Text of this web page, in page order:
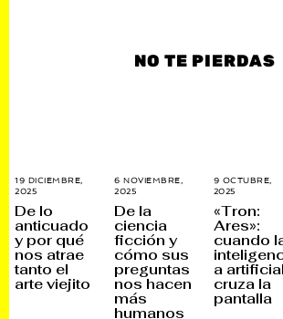
NO TE PIERDAS
19 DICIEMBRE,
2025
D
I
I
E
M
R
De lo
anticuado
y por qué
nos atrae
tanto el
arte viejito
6 NOVIEMBRE,
2025
D
I
C
I
E
M
B
R
E
,
De la
ciencia
ficción y
cómo sus
preguntas
nos hacen
más
humanos
9 OCTUBRE,
2025
O
V
E
M
B
E
,
«Tron:
Ares»:
cuando
a artificial
cruza la
pantalla